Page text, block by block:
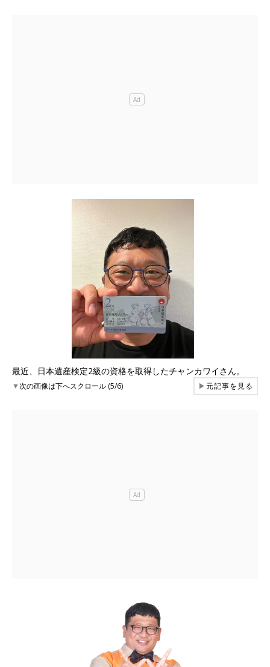
最近、日本遺産検定2級の資格を取得したチャンカワイさん。
▼次の画像は下へスクロール (5/6) ▶元記事を見る